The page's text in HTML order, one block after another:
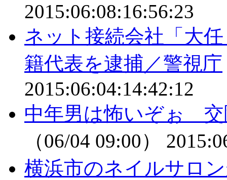
2015:06:08:16:56:23
ネット接続会社「大
籍代表を逮捕／警視庁
2015:06:04:14:42:12
中年男は怖いぞぉ
（06/04 09:00）
横浜市のネイルサロ